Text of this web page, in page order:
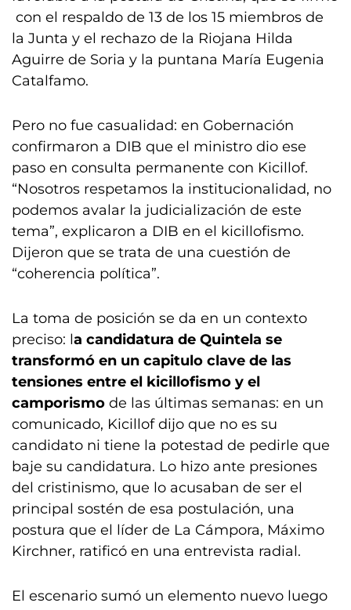
con el respaldo de 13 de los 15 miembros de
la Junta y el rechazo de la Riojana Hilda
Aguirre de Soria y la puntana María Eugenia
Catalfamo.
Pero no fue casualidad: en Gobernación
confirmaron a DIB que el ministro dio ese
paso en consulta permanente con Kicillof.
“Nosotros respetamos la institucionalidad, no
podemos avalar la judicialización de este
tema”, explicaron a DIB en el kicillofismo.
Dijeron que se trata de una cuestión de
“coherencia política”.
La toma de posición se da en un contexto
preciso: la candidatura de Quintela se
transformó en un capitulo clave de las
tensiones entre el kicillofismo y el
camporismo de las últimas semanas: en un
comunicado, Kicillof dijo que no es su
candidato ni tiene la potestad de pedirle que
baje su candidatura. Lo hizo ante presiones
del cristinismo, que lo acusaban de ser el
principal sostén de esa postulación, una
postura que el líder de La Cámpora, Máximo
Kirchner, ratificó en una entrevista radial.
El escenario sumó un elemento nuevo luego